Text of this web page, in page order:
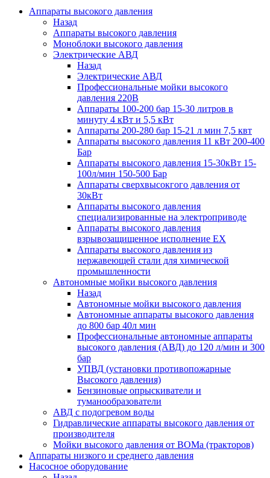
Аппараты высокого давления
Назад
Аппараты высокого давления
Моноблоки высокого давления
Электрические АВД
Назад
Электрические АВД
Профессиональные мойки высокого
давления 220В
Аппараты 100-200 бар 15-30 литров в
минуту 4 кВт и 5,5 кВт
Аппараты 200-280 бар 15-21 л мин 7,5 квт
Аппараты высокого давления 11 кВт 200-400
Бар
Аппараты высокого давления 15-30кВт 15-
100л/мин 150-500 Бар
Аппараты сверхвысокгого давления от
30кВт
Аппараты высокого давления
специализированные на электроприводе
Аппараты высокого давления
взрывозащищенное исполнение EX
Аппараты высокого давления из
нержавеющей стали для химической
промышленности
Автономные мойки высокого давления
Назад
Автономные мойки высокого давления
Автономные аппараты высокого давления
до 800 бар 40л мин
Профессиональные автономные аппараты
высокого давления (АВД) до 120 л/мин и 300
бар
УПВД (установки противопожарные
Высокого давления)
Бензиновые опрыскиватели и
туманообразователи
АВД с подогревом воды
Гидравлические аппараты высокого давления от
производителя
Мойки высокого давления от ВОМа (тракторов)
Аппараты низкого и среднего давления
Насосное оборудование